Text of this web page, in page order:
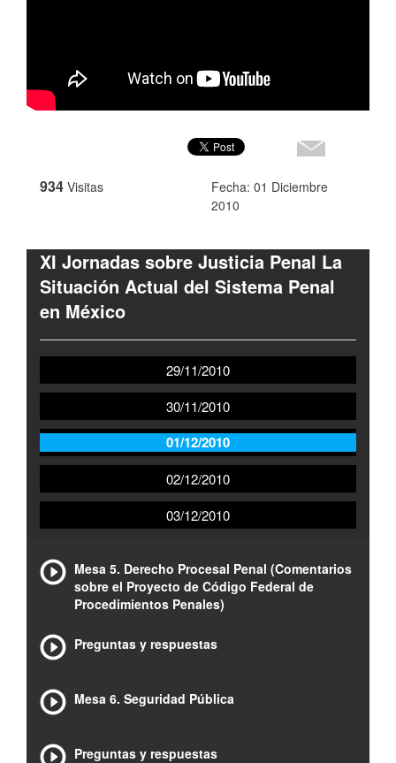
934 Visitas
Fecha: 01 Diciembre
2010
XI Jornadas sobre Justicia Penal La
Situación Actual del Sistema Penal
en México
29/11/2010
30/11/2010
01/12/2010
02/12/2010
03/12/2010
Mesa 5. Derecho Procesal Penal (Comentarios
sobre el Proyecto de Código Federal de
Procedimientos Penales)
Preguntas y respuestas
Mesa 6. Seguridad Pública
Preguntas y respuestas